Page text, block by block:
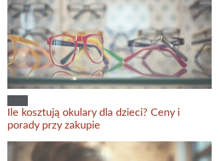
Ile kosztują okulary dla dzieci? Ceny i
porady przy zakupie